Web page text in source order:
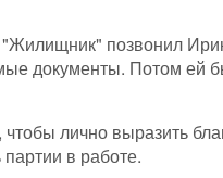
"Жилищник" позвонил
документы. Потом ей
лично выразить
в работе.